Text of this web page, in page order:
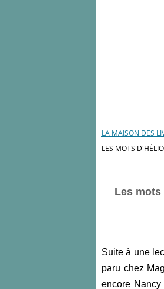
LA MAISON DES
LES MOTS
Les
Suite à une
paru chez
encore